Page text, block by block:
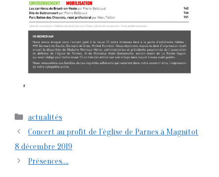
Catégories
actualités
Concert au profit de l’église de Parnes à Magnitot
8 décembre 2019
Présences….